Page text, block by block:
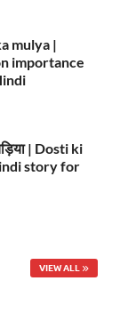
mulya |
importance
| Dosti ki
story for
VIEW ALL